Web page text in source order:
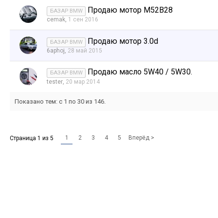
БАЗАР BMW Продаю мотор М52В28
cemak, 1 сен 2016
БАЗАР BMW Продаю мотор 3.0d
6aphoj, 28 май 2015
БАЗАР BMW Продаю масло 5W40 / 5W30.
tester, 20 мар 2014
Показано тем: с 1 по 30 из 146.
Страница 1 из 5 1 2 3 4 5 Вперёд >